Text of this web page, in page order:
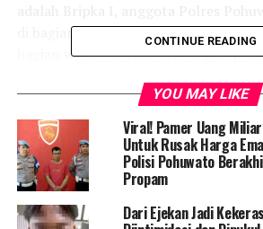
di bagian TAHTI. Ia mengalami luka
bagian wajah sebelah kiri dengan
berlumuran darah.
Terduga pelaku adalah IPTU R,
yang menjabat sebagai Kepala SPKT
Fakta bahwa pelaku dan korban
hukum semakin memperburuk situasi
seharusnya mereka menjadi contoh
CONTINUE READING
YOU MAY LIKE
Viral! Pamer Uang
Untuk Rusak Harga
Polisi Pohuwato
Propam
Dari Ejekan Jadi